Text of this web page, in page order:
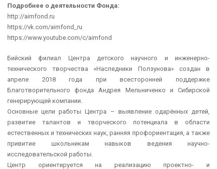
Подробнее о деятельности Фонда:
http://aimfond.ru
https://vk.com/aimfond_ru
https://www.youtube.com/c/aimfond
Бийский филиал Центра детского научного и инженерно-
технического творчества «Наследники Ползунова» создан в
апреле 2018 года при всесторонней поддержке
Благотворительного фонда Андрея Мельниченко и Сибирской
генерирующей компании.
Основные цели работы Центра – выявление одарённых детей,
развитие талантов и творческого потенциала в области
естественных и технических наук, ранняя профориентация, а также
привитие школьникам навыков ведения научно-
исследовательской работы.
Центр ориентируется на реализацию проектно- и